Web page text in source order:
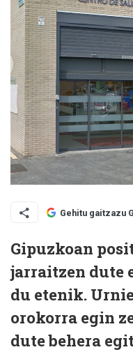
Gehitu gaitzazu
Gipuzkoan
jarraitzen dute
du etenik.
orokorra egin
dute behera